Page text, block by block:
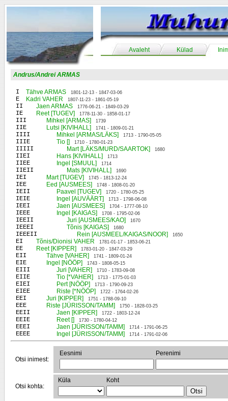
Avaleht Külad
Andrus/Andrei ARMAS
I Tähve ARMAS 1801-12-13 - 1847-03-06
E Kadri VAHER 1807-11-23 - 1861-05-19
II Jaen ARMAS 1776-06-21 - 1849-03-29
IE Reet [TUGEV] 1778-11-30 - 1858-01-17
III Mihkel [ARMAS] 1739
IIE Lutsi [KIVIHALL] 1741 - 1809-01-21
IIII Mihkel [ARMAS/LÄKS] 1713 - 1790-05-05
IIIE Tio [] 1710 - 1780-01-23
IIIII Mart [LÄKS/MURD/SAARTOK] 1680
IIEI Hans [KIVIHALL] 1713
IIEE Ingel [SMUUL] 1714
IIEII Mats [KIVIHALL] 1690
IEI Mart [TUGEV] 1745 - 1813-12-24
IEE Eed [AUSMEES] 1748 - 1808-01-20
IEII Paavel [TUGEV] 1720 - 1780-05-25
IEIE Ingel [AUVÄÄRT] 1713 - 1798-06-08
IEEI Jaen [AUSMEES] 1704 - 1777-08-10
IEEE Ingel [KAIGAS] 1708 - 1795-02-06
IEEII Juri [AUSMEES/KAO] 1670
IEEEI Tõnis [KAIGAS] 1680
IEEEII Rein [AUSMEEL/KAIGAS/NOOR] 1650
EI Tõnis/Dionisi VAHER 1781-01-17 - 1853-06-21
EE Reet [KIPPER] 1783-01-20 - 1847-03-29
EII Tähve [VAHER] 1741 - 1809-01-24
EIE Ingel [NÖÖP] 1743 - 1808-05-15
EIII Juri [VAHER] 1710 - 1783-09-08
EIIE Tio [*VAHER] 1713 - 1775-01-03
EIEI Pert [NÖÖP] 1713 - 1790-09-23
EIEE Riste [*NÖÖP] 1722 - 1764-02-26
EEI Juri [KIPPER] 1751 - 1788-09-10
EEE Riste [JÜRISSON/TAMM] 1750 - 1828-03-25
EEII Jaen [KIPPER] 1722 - 1803-12-24
EEIE Reet [] 1730 - 1780-04-12
EEEI Jaen [JÜRISSON/TAMM] 1714 - 1791-06-25
EEEE Ingel [JÜRISSON/TAMM] 1714 - 1791-02-06
Otsi inimest:
Eesnimi Perenimi
Otsi kohta:
Küla Koht